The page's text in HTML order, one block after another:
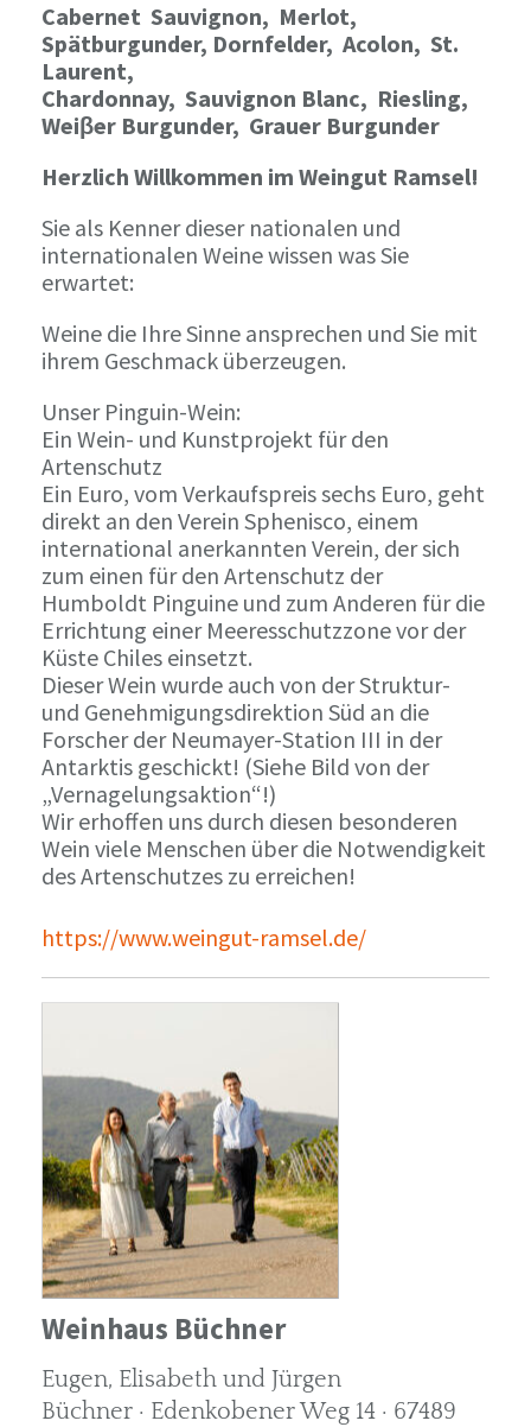
Cabernet Sauvignon, Merlot,
Spätburgunder, Dornfelder, Acolon, St.
Laurent,
Chardonnay, Sauvignon Blanc, Riesling,
Weiβer Burgunder, Grauer Burgunder
Herzlich Willkommen im Weingut Ramsel!
Sie als Kenner dieser nationalen und
internationalen Weine wissen was Sie
erwartet:
Weine die Ihre Sinne ansprechen und Sie mit
ihrem Geschmack überzeugen.
Unser Pinguin-Wein:
Ein Wein- und Kunstprojekt für den
Artenschutz
Ein Euro, vom Verkaufspreis sechs Euro, geht
direkt an den Verein Sphenisco, einem
international anerkannten Verein, der sich
zum einen für den Artenschutz der
Humboldt Pinguine und zum Anderen für die
Errichtung einer Meeresschutzzone vor der
Küste Chiles einsetzt.
Dieser Wein wurde auch von der Struktur-
und Genehmigungsdirektion Süd an die
Forscher der Neumayer-Station III in der
Antarktis geschickt! (Siehe Bild von der
„Vernagelungsaktion“!)
Wir erhoffen uns durch diesen besonderen
Wein viele Menschen über die Notwendigkeit
des Artenschutzes zu erreichen!
https://www.weingut-ramsel.de/
Weinhaus Büchner
Eugen, Elisabeth und Jürgen
Büchner · Edenkobener Weg 14 · 67489